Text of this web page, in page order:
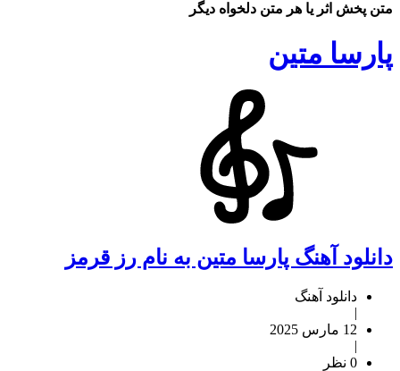
متن پخش اثر یا هر متن دلخواه دیگر
پارسا متین
دانلود آهنگ پارسا متین به نام رز قرمز
دانلود آهنگ
|
12 مارس 2025
|
0 نظر